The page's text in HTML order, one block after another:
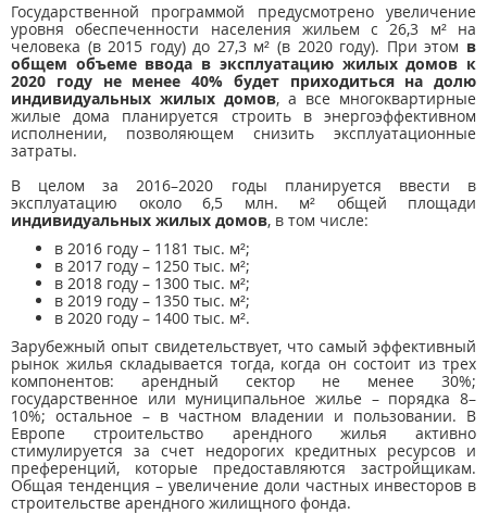
Государственной программой предусмотрено увеличение
уровня обеспеченности населения жильем с 26,3 м² на
человека (в 2015 году) до 27,3 м² (в 2020 году). При этом в
общем объеме ввода в эксплуатацию жилых домов к
2020 году не менее 40% будет приходиться на долю
индивидуальных жилых домов, а все многоквартирные
жилые дома планируется строить в энергоэффективном
исполнении, позволяющем снизить эксплуатационные
затраты.
В целом за 2016–2020 годы планируется ввести в
эксплуатацию около 6,5 млн. м² общей площади
индивидуальных жилых домов, в том числе:
в 2016 году – 1181 тыс. м²;
в 2017 году – 1250 тыс. м²;
в 2018 году – 1300 тыс. м²;
в 2019 году – 1350 тыс. м²;
в 2020 году – 1400 тыс. м².
Зарубежный опыт свидетельствует, что самый эффективный
рынок жилья складывается тогда, когда он состоит из трех
компонентов: арендный сектор не менее 30%;
государственное или муниципальное жилье – порядка 8–
10%; остальное – в частном владении и пользовании. В
Европе строительство арендного жилья активно
стимулируется за счет недорогих кредитных ресурсов и
преференций, которые предоставляются застройщикам.
Общая тенденция – увеличение доли частных инвесторов в
строительстве арендного жилищного фонда.